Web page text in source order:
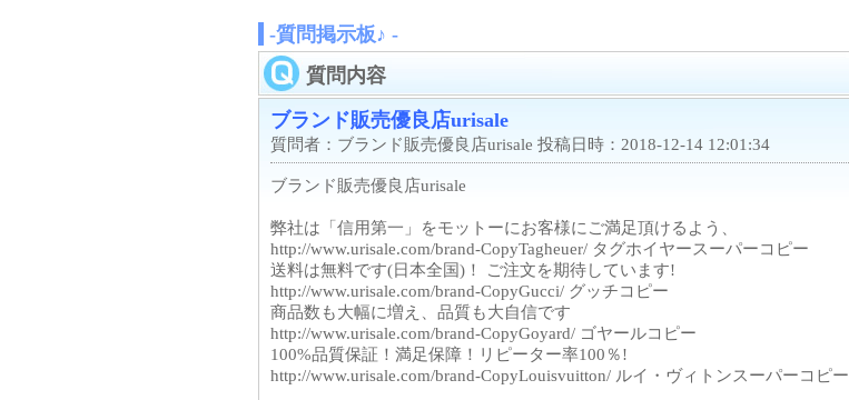
-質問掲示板♪ -
質問内容
ブランド販売優良店urisale
質問者：ブランド販売優良店urisale 投稿日時：2018-12-14 12:01:34
ブランド販売優良店urisale
弊社は「信用第一」をモットーにお客様にご満足頂けるよう、
http://www.urisale.com/brand-CopyTagheuer/ タグホイヤースーパーコピー
送料は無料です(日本全国)！ ご注文を期待しています!
http://www.urisale.com/brand-CopyGucci/ グッチコピー
商品数も大幅に増え、品質も大自信です
http://www.urisale.com/brand-CopyGoyard/ ゴヤールコピー
100%品質保証！満足保障！リピーター率100％!
http://www.urisale.com/brand-CopyLouisvuitton/ ルイ・ヴィトンスーパーコピー